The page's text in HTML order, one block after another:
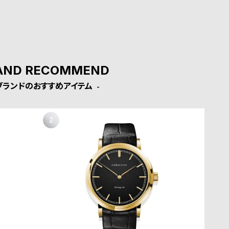
RECOMMEND
ランドのおすすめアイテム